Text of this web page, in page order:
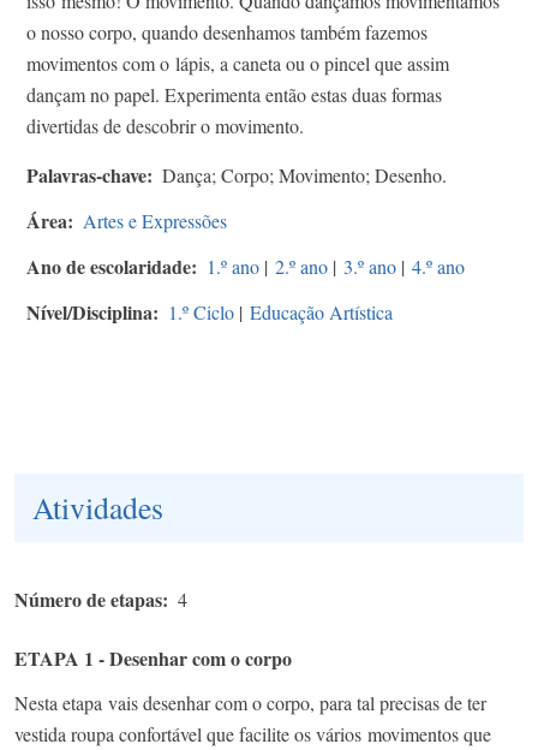
o nosso corpo, quando desenhamos também fazemos
movimentos com o lápis, a caneta ou o pincel que assim
dançam no papel. Experimenta então estas duas formas
divertidas de descobrir o movimento.
Palavras-chave Dança; Corpo; Movimento; Desenho.
Área Artes e Expressões
Ano de escolaridade 1.º ano | 2.º ano | 3.º ano | 4.º ano
Nível/Disciplina 1.º Ciclo | Educação Artística
Atividades
Número de etapas 4
ETAPA 1 - Desenhar com o corpo
Nesta etapa vais desenhar com o corpo, para tal precisas de ter
vestida roupa confortável que facilite os vários movimentos que